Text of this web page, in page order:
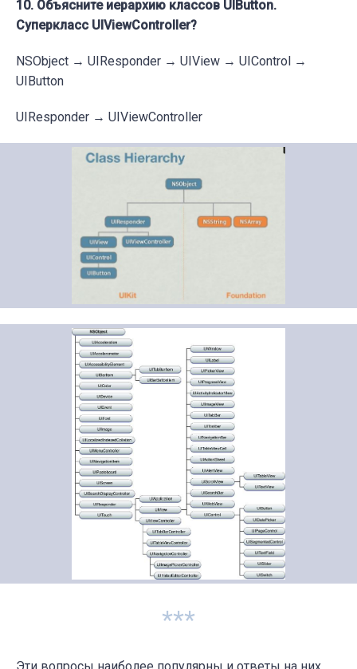
10. Объясните иерархию классов UIButton.
Суперкласс UIViewController?
NSObject → UIResponder → UIView → UIControl →
UIButton
UIResponder → UIViewController
***